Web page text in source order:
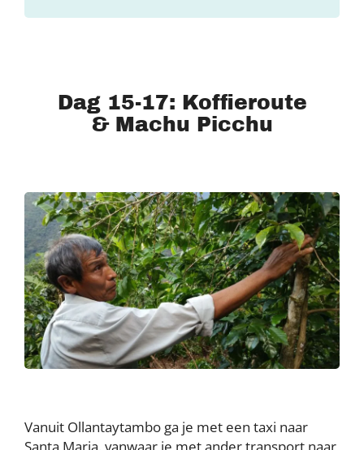
Dag 15-17: Koffieroute
& Machu Picchu
Vanuit Ollantaytambo ga je met een taxi naar